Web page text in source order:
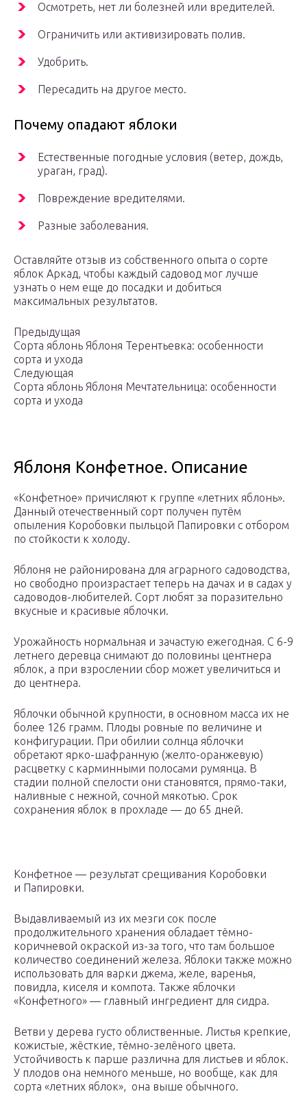
Осмотреть, нет ли болезней или вредителей.
Ограничить или активизировать полив.
Удобрить.
Пересадить на другое место.
Почему опадают яблоки
Естественные погодные условия (ветер, дождь,
ураган, град).
Повреждение вредителями.
Разные заболевания.
Оставляйте отзыв из собственного опыта о сорте
яблок Аркад, чтобы каждый садовод мог лучше
узнать о нем еще до посадки и добиться
максимальных результатов.
Предыдущая
Сорта яблонь Яблоня Терентьевка: особенности
сорта и ухода
Следующая
Сорта яблонь Яблоня Мечтательница: особенности
сорта и ухода
Яблоня Конфетное. Описание
«Конфетное» причисляют к группе «летних яблонь».
Данный отечественный сорт получен путём
опыления Коробовки пыльцой Папировки с отбором
по стойкости к холоду.
Яблоня не районирована для аграрного садоводства,
но свободно произрастает теперь на дачах и в садах у
садоводов-любителей. Сорт любят за поразительно
вкусные и красивые яблочки.
Урожайность нормальная и зачастую ежегодная. С 6-9
летнего деревца снимают до половины центнера
яблок, а при взрослении сбор может увеличиться и
до центнера.
Яблочки обычной крупности, в основном масса их не
более 126 грамм. Плоды ровные по величине и
конфигурации. При обилии солнца яблочки
обретают ярко-шафранную (желто-оранжевую)
расцветку с карминными полосами румянца. В
стадии полной спелости они становятся, прямо-таки,
наливные с нежной, сочной мякотью. Срок
сохранения яблок в прохладе — до 65 дней.
Конфетное — результат срещивания Коробовки
и Папировки.
Выдавливаемый из их мезги сок после
продолжительного хранения обладает тёмно-
коричневой окраской из-за того, что там большое
количество соединений железа. Яблоки также можно
использовать для варки джема, желе, варенья,
повидла, киселя и компота. Также яблочки
«Конфетного» — главный ингредиент для сидра.
Ветви у дерева густо облиственные. Листья крепкие,
кожистые, жёсткие, тёмно-зелёного цвета.
Устойчивость к парше различна для листьев и яблок.
У плодов она немного меньше, но вообще, как для
сорта «летних яблок», она выше обычного.